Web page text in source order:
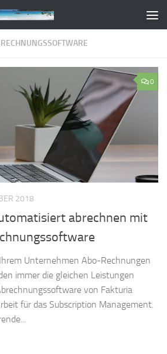
0
2018
abrechnen mit
Unternehmen Abo-Rechnungen
immer die gleichen Leistungen
von Fakturia
für das Subscription Management.